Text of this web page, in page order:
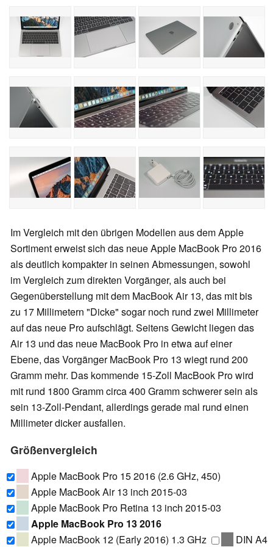
Im Vergleich mit den übrigen Modellen aus dem Apple
Sortiment erweist sich das neue Apple MacBook Pro 2016
als deutlich kompakter in seinen Abmessungen, sowohl
im Vergleich zum direkten Vorgänger, als auch bei
Gegenüberstellung mit dem MacBook Air 13, das mit bis
zu 17 Millimetern "Dicke" sogar noch rund zwei Millimeter
auf das neue Pro aufschlägt. Seitens Gewicht liegen das
Air 13 und das neue MacBook Pro in etwa auf einer
Ebene, das Vorgänger MacBook Pro 13 wiegt rund 200
Gramm mehr. Das kommende 15-Zoll MacBook Pro wird
mit rund 1800 Gramm circa 400 Gramm schwerer sein als
sein 13-Zoll-Pendant, allerdings gerade mal rund einen
Millimeter dicker ausfallen.
Größenvergleich
Apple MacBook Pro 15 2016 (2.6 GHz, 450)
Apple MacBook Air 13 inch 2015-03
Apple MacBook Pro Retina 13 inch 2015-03
Apple MacBook Pro 13 2016
Apple MacBook 12 (Early 2016) 1.3 GHz
DIN A4